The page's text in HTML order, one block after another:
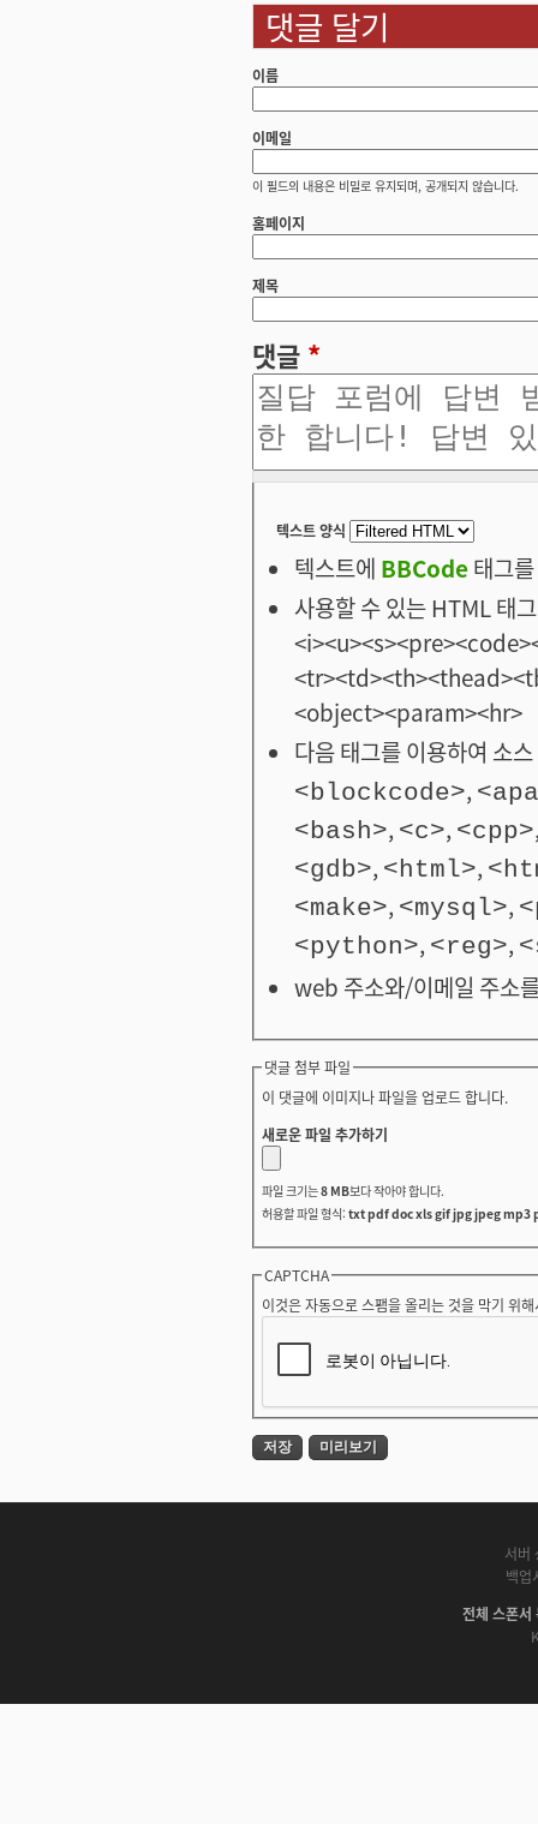
댓글 달기
이름
이메일
이 필드의 내용은 비밀로 유지되며, 공개되지 않습니다.
홈페이지
제목
댓글 *
텍스트 양식
텍스트에 BBCode태그
사용할 수 있는 HTML
<object><param><hr>
다음 태그를 이용하여 소
<blockcode>,
<bash>, <c>, <cpp>
<gdb>, <html>,
<make>, <mysql>,
<python>, <reg>,
web 주소와/이메일 주소
댓글 첨부 파일
이 댓글에 이미지나 파일을 업로드 합니다.
새로운 파일 추가하기
파일 크기는8 MB보다 작아야 합니다.
허용할 파일 형식: txt pdf doc xls gif jpg jpeg mp3
CAPTCHA
이것은 자동으로 스팸을 올리는 것을 막기 위
서버
백업
전체 스폰서